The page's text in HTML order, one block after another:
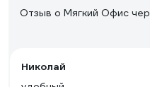
Отзыв о Мягкий Офис
Николай